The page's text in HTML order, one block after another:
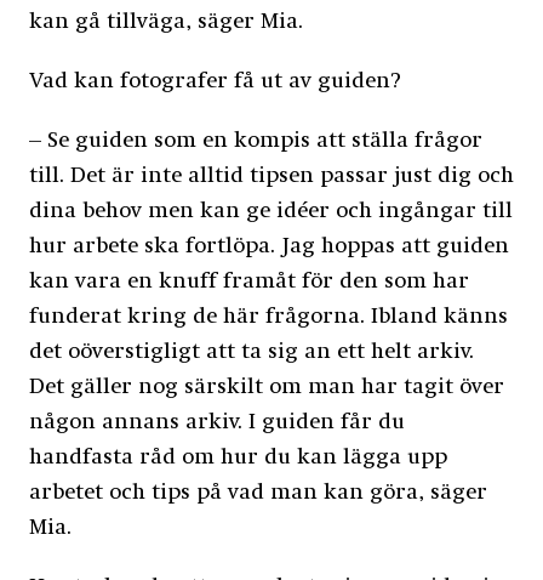
kan gå tillväga, säger Mia.
Vad kan fotografer få ut av guiden?
– Se guiden som en kompis att ställa frågor
till. Det är inte alltid tipsen passar just dig och
dina behov men kan ge idéer och ingångar till
hur arbete ska fortlöpa. Jag hoppas att guiden
kan vara en knuff framåt för den som har
funderat kring de här frågorna. Ibland känns
det oöverstigligt att ta sig an ett helt arkiv.
Det gäller nog särskilt om man har tagit över
någon annans arkiv. I guiden får du
handfasta råd om hur du kan lägga upp
arbetet och tips på vad man kan göra, säger
Mia.